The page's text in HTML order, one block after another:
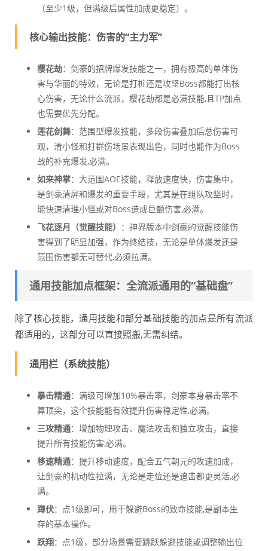
（至少1级，但满级后属性加成更稳定）。
核心输出技能：伤害的“主力军”
樱花劫：剑豪的招牌爆发技能之一，拥有极高的单体伤
害与华丽的特效，无论是打桩还是攻坚Boss都能打出核
心伤害，无论什么流派，樱花劫都是必满技能,且TP加点
也需要优先分配。
莲花剑舞：范围型爆发技能，多段伤害叠加后总伤害可
观，清小怪和打群伤场景表现出色，同时也能作为Boss
战的补充爆发,必满。
如来神掌：大范围AOE技能，释放速度快，伤害集中，
是剑豪清屏和爆发的重要手段，尤其是在组队攻坚时，
能快速清理小怪或对Boss造成巨额伤害,必满。
飞花逐月（觉醒技能） ：神界版本中剑豪的觉醒技能伤
害得到了明显加强，作为终结技，无论是单体爆发还是
范围伤害都无可替代,必须拉满。
通用技能加点框架：全流派通用的“基础盘”
除了核心技能，通用技能和部分基础技能的加点是所有流派
都适用的，这部分可以直接照搬,无需纠结。
通用栏（系统技能）
暴击精通：满级可增加10%暴击率，剑豪本身暴击率不
算顶尖，这个技能能有效提升伤害稳定性,必满。
三攻精通：增加物理攻击、魔法攻击和独立攻击，直接
提升所有技能伤害,必满。
移速精通：提升移动速度，配合五气朝元的攻速加成，
让剑豪的机动性拉满，无论是走位还是追击都更灵活,必
满。
蹲伏：点1级即可，用于躲避Boss的致命技能,是副本生
存的基本操作。
跃翔：点1级，部分场景需要跳跃躲避技能或调整输出位